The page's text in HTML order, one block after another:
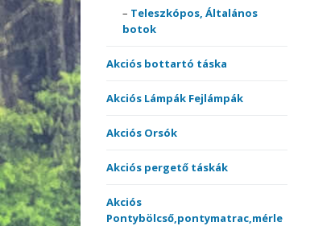
merítőnyelek
Teleszkópos, Általános
botok
Akciós bottartó táska
Akciós Lámpák Fejlámpák
Akciós Orsók
Akciós pergető táskák
Akciós
Pontybölcső,pontymatrac,mérle